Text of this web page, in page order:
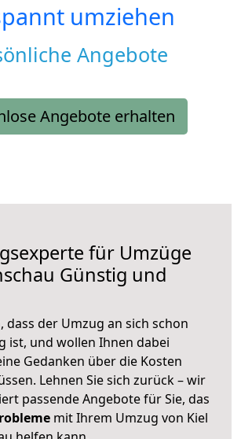
umziehen
Angebote
Angebote erhalten
für Umzüge
Günstig und
dass der Umzug an sich schon
ist, und wollen Ihnen dabei
Gedanken über die Kosten
Lehnen Sie sich zurück – wir
passende Angebote für Sie, das
mit Ihrem Umzug von Kiel